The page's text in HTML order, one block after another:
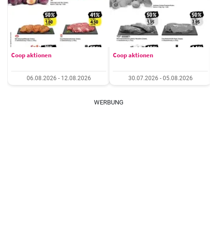
Coop aktionen
06.08.2026 - 12.08.2026
Coop aktionen
30.07.2026 - 05.08.2026
WERBUNG